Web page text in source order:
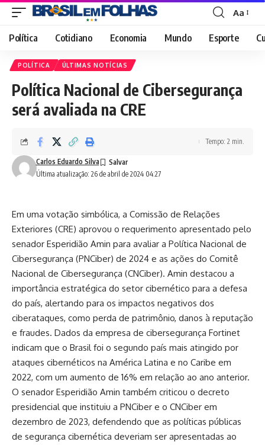
Font
Resizer
Aa
Política Cotidiano Economia Mundo Esporte
POLÍTICA ÚLTIMAS NOTÍCIAS
Política Nacional de Cibersegurança
será avaliada na CRE
Última atualização: 26 de abril de 2024 04:27
Carlos Eduardo Silva
Tempo: 2 min.
Em uma votação simbólica, a Comissão de Relações
Exteriores (CRE) aprovou o requerimento apresentado pelo
senador Esperidião Amin para avaliar a Política Nacional de
Cibersegurança (PNCiber) de 2024 e as ações do Comitê
Nacional de Cibersegurança (CNCiber). Amin destacou a
importância estratégica do setor cibernético para a defesa
do país, alertando para os impactos negativos dos
ciberataques, como perda de patrimônio, danos à reputação
e fraudes. Dados da empresa de cibersegurança Fortinet
indicam que o Brasil foi o segundo país mais atingido por
ataques cibernéticos na América Latina e no Caribe em
2022, com um aumento de 16% em relação ao ano anterior.
O senador Esperidião Amin também criticou o decreto
presidencial que instituiu a PNCiber e o CNCiber em
dezembro de 2023, defendendo que as políticas públicas
de segurança cibernética deveriam ser apresentadas ao